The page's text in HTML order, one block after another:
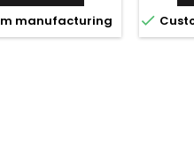
manufacturing 